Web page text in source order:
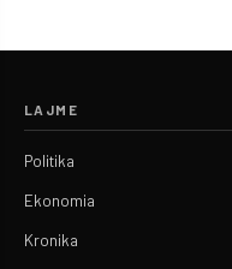
LAJME
Politika
Ekonomia
Kronika